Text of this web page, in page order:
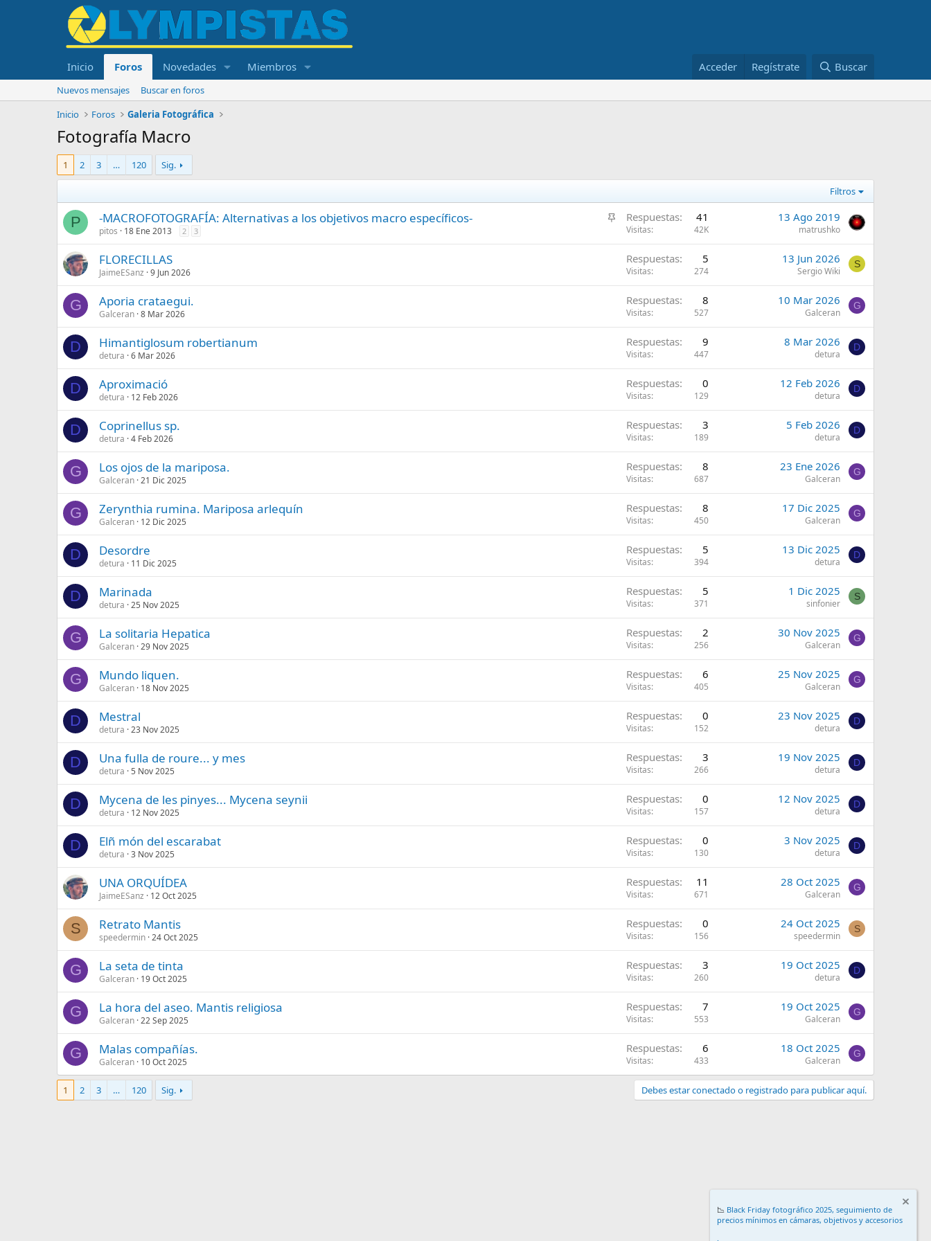
Inicio Foros Novedades Miembros Acceder Regístrate Buscar
Nuevos mensajes
Buscar en foros
Inicio
Foros Galeria Fotográfica
Fotografía Macro
1 2 3 … 120 Sig.
Filtros
P
A
c
d
-MACROFOTOGRAFÍA: Alternativas a los objetivos macro específicos-
pitos 18 Ene 2013 2 3
Respuestas 41
Visitas 42K
13 Ago 2019
matrushko
FLORECILLAS
JaimeESanz 9 Jun 2026
Respuestas 5
Visitas 274
13 Jun 2026
Sergio Wiki
S
G Aporia crataegui.
Galceran 8 Mar 2026
Respuestas 8
Visitas 527
10 Mar 2026
Galceran
G
D Himantiglosum robertianum
detura 6 Mar 2026
Respuestas 9
Visitas 447
8 Mar 2026
detura
D
D Aproximació
detura 12 Feb 2026
Respuestas 0
Visitas 129
12 Feb 2026
detura
D
D Coprinellus sp.
detura 4 Feb 2026
Respuestas 3
Visitas 189
5 Feb 2026
detura
D
G Los ojos de la mariposa.
Galceran 21 Dic 2025
Respuestas 8
Visitas 687
23 Ene 2026
Galceran
G
G Zerynthia rumina. Mariposa arlequín
Galceran 12 Dic 2025
Respuestas 8
Visitas 450
17 Dic 2025
Galceran
G
D Desordre
detura 11 Dic 2025
Respuestas 5
Visitas 394
13 Dic 2025
detura
D
D Marinada
detura 25 Nov 2025
Respuestas 5
Visitas 371
1 Dic 2025
sinfonier
S
G La solitaria Hepatica
Galceran 29 Nov 2025
Respuestas 2
Visitas 256
30 Nov 2025
Galceran
G
G Mundo liquen.
Galceran 18 Nov 2025
Respuestas 6
Visitas 405
25 Nov 2025
Galceran
G
D Mestral
detura 23 Nov 2025
Respuestas 0
Visitas 152
23 Nov 2025
detura
D
D Una fulla de roure... y mes
detura 5 Nov 2025
Respuestas 3
Visitas 266
19 Nov 2025
detura
D
D Mycena de les pinyes... Mycena seynii
detura 12 Nov 2025
Respuestas 0
Visitas 157
12 Nov 2025
detura
D
D Elñ món del escarabat
detura 3 Nov 2025
Respuestas 0
Visitas 130
3 Nov 2025
detura
D
UNA ORQUÍDEA
JaimeESanz 12 Oct 2025
Respuestas 11
Visitas 671
28 Oct 2025
Galceran
G
S Retrato Mantis
speedermin 24 Oct 2025
Respuestas 0
Visitas 156
24 Oct 2025
speedermin
S
G La seta de tinta
Galceran 19 Oct 2025
Respuestas 3
Visitas 260
19 Oct 2025
detura
D
G La hora del aseo. Mantis religiosa
Galceran 22 Sep 2025
Respuestas 7
Visitas 553
19 Oct 2025
Galceran
G
G Malas compañías.
Galceran 10 Oct 2025
Respuestas 6
Visitas 433
18 Oct 2025
Galceran
G
1 2 3 … 120 Sig. Debes estar conectado o registrado para publicar aquí.
📉 Black Friday fotográfico 2025, seguimiento de
precios mínimos en cámaras, objetivos y accesorios
.